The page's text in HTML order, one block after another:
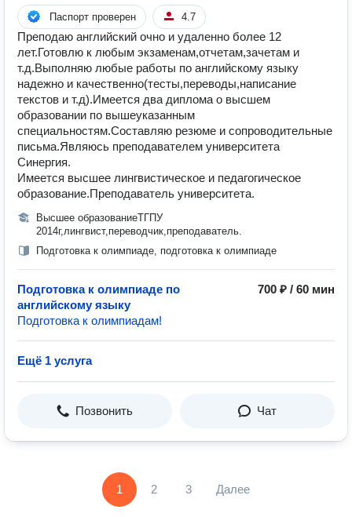
Паспорт проверен 4.7
Преподаю английский очно и удаленно более 12
лет.Готовлю к любым экзаменам,отчетам,зачетам и
т.д.Выполняю любые работы по английскому языку
надежно и качественно(тесты,переводы,написание
текстов и т.д).Имеется два диплома о высшем
образовании по вышеуказанным
специальностям.Составляю резюме и сопроводительные
письма.Являюсь преподавателем университета
Cинергия.
Имеется высшее лингвистическое и педагогическое
образование.Преподаватель университета.
Высшее образованиеТГПУ
2014г,лингвист,переводчик,преподаватель.
Подготовка к олимпиаде, подготовка к олимпиаде
Подготовка к олимпиаде по
английскому языку
700 ₽ / 60 мин
Подготовка к олимпиадам!
Ещё 1 услуга
Позвонить Чат
1 2 3 Далее